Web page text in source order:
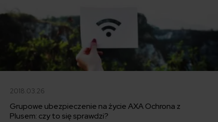
2018.03.26
Grupowe ubezpieczenie na życie AXA Ochrona z
Plusem: czy to się sprawdzi?